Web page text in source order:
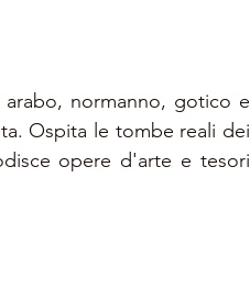
normanno, gotico e
Ospita le tombe reali dei
opere d'arte e tesori